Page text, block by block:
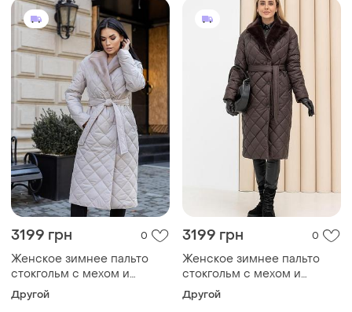
3199 грн 0
Женское зимнее пальто
стокгольм с мехом и
поясом утепленное,
стильное стеганое пальто
Другой
3199 грн 0
Женское зимнее пальто
стокгольм с мехом и
поясом утепленное,
стильное стеганое пальто
Другой